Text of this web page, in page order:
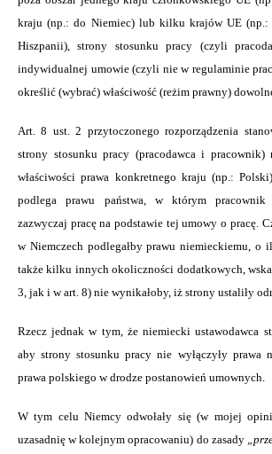
kraju (np.: do Niemiec) lub kilku krajów UE
Hiszpanii), strony stosunku pracy (czyli
indywidualnej umowie (czyli nie w regulaminie
określić (wybrać) właściwość (reżim prawny)
Art. 8 ust. 2 przytoczonego rozporządzenia
strony stosunku pracy (pracodawca i pracownik)
właściwości prawa konkretnego kraju (np.:
podlega prawu państwa, w którym pracownik
zazwyczaj pracę na podstawie tej umowy o pracę.
w Niemczech podlegałby prawu niemieckiemu, o
także kilku innych okoliczności dodatkowych,
3, jak i w art. 8) nie wynikałoby, iż strony ustaliły
Rzecz jednak w tym, że niemiecki ustawodawca
aby strony stosunku pracy nie wyłączyły prawa
prawa polskiego w drodze postanowień umownych.
W tym celu Niemcy odwołały się (w mojej
uzasadnię w kolejnym opracowaniu) do zasady